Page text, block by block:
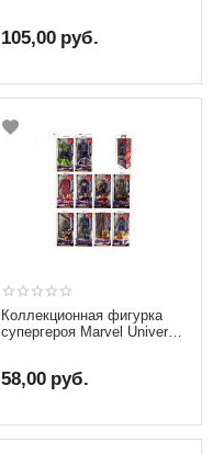
105,00 руб.
Коллекционная фигурка
супергероя Marvel Universe
58,00 руб.